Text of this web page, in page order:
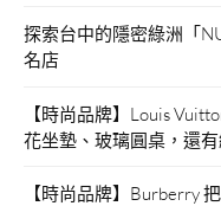
探索台中的隱密綠洲「
名店
【時尚品牌】Louis
花坐墊、玻璃圓桌，還
【時尚品牌】Burberry